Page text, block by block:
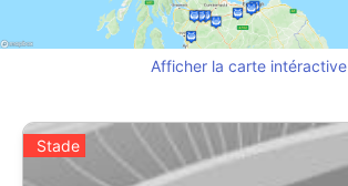
Afficher la carte intéractive
Stade